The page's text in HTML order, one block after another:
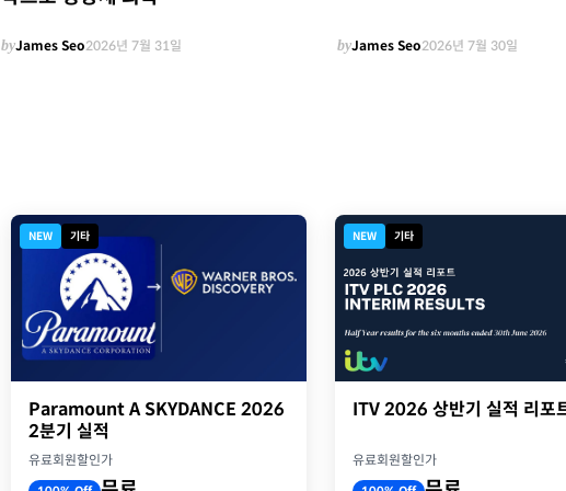
byJames Seo2026년 7월 31일 byJames Seo2026년 7월 30일
NEW 기타
Paramount A SKYDANCE 2026
2분기 실적
유료회원할인가
NEW 기타
ITV 2026 상반기 실적 리포
유료회원할인가